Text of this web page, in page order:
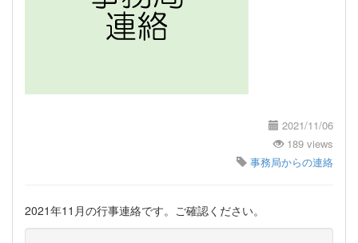
2021/11/06
189 views
事務局からの連絡
2021年11月の行事連絡です。ご確認ください。